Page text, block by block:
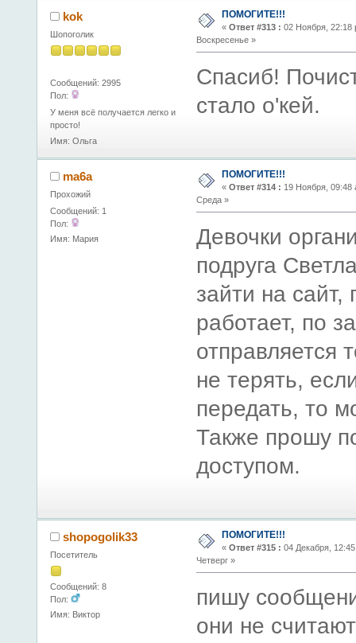
kok
Шопоголик
Сообщений: 2995
Пол:
У меня всё получается легко и
просто!
Имя: Ольга
ПОМОГИТЕ!!!
« Ответ #313 : 02 Ноября, 22:18
Воскресенье »
Спасиб!
стало о'кей.
ma6a
Прохожий
Сообщений: 1
Пол:
Имя: Мария
ПОМОГИТЕ!!!
« Ответ #314 : 19 Ноября, 09:48
Среда »
Девочки
подруга
зайти на сайт,
работает, по
отправляется
не терять,
передать, то
Также прошу
доступом.
shopogolik33
Посетитель
Сообщений: 8
Пол:
Имя: Виктор
ПОМОГИТЕ!!!
« Ответ #315 : 04 Декабря,
Четверг »
пишу
они не